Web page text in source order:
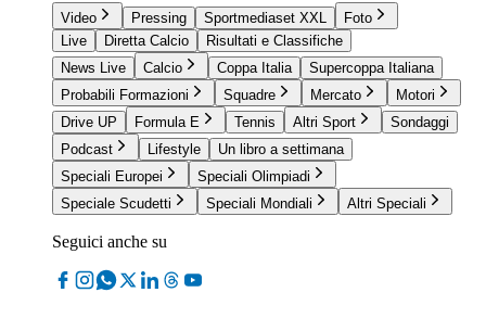
Video Pressing Sportmediaset XXL
Foto
Live
Diretta Calcio
Risultati e Classifiche
News Live
Calcio Coppa Italia
Supercoppa Italiana
Probabili Formazioni
Squadre Mercato
Motori
Drive UP
Formula E Tennis Altri Sport
Sondaggi
Podcast
Lifestyle
Un libro a settimana
Speciali Europei
Speciali Olimpiadi
Speciale Scudetti
Speciali Mondiali Altri Speciali
Seguici anche su